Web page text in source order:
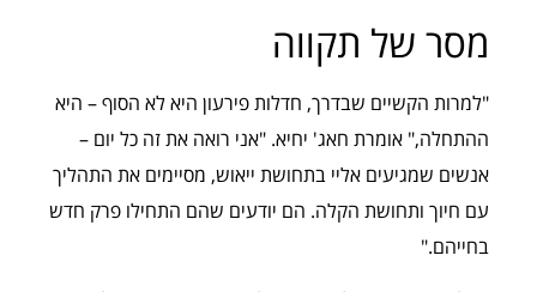
מסר של תקווה
"למרות הקשיים שבדרך, חדלות פירעון היא לא הסוף – היא
ההתחלה," אומרת חאג' יחיא. "אני רואה את זה כל יום –
אנשים שמגיעים אליי בתחושת ייאוש, מסיימים את התהליך
עם חיוך ותחושת הקלה. הם יודעים שהם התחילו פרק חדש
בחייהם."